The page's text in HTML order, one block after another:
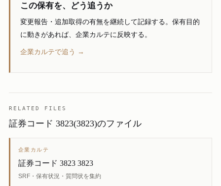
この保有を、どう追うか
変更報告・追加取得の有無を継続して記録する。保有目的
に動きがあれば、企業カルテに反映する。
企業カルテで追う →
RELATED FILES
証券コード 3823(3823)のファイル
企業カルテ
証券コード 3823 3823
SRF・保有状況・質問状を集約